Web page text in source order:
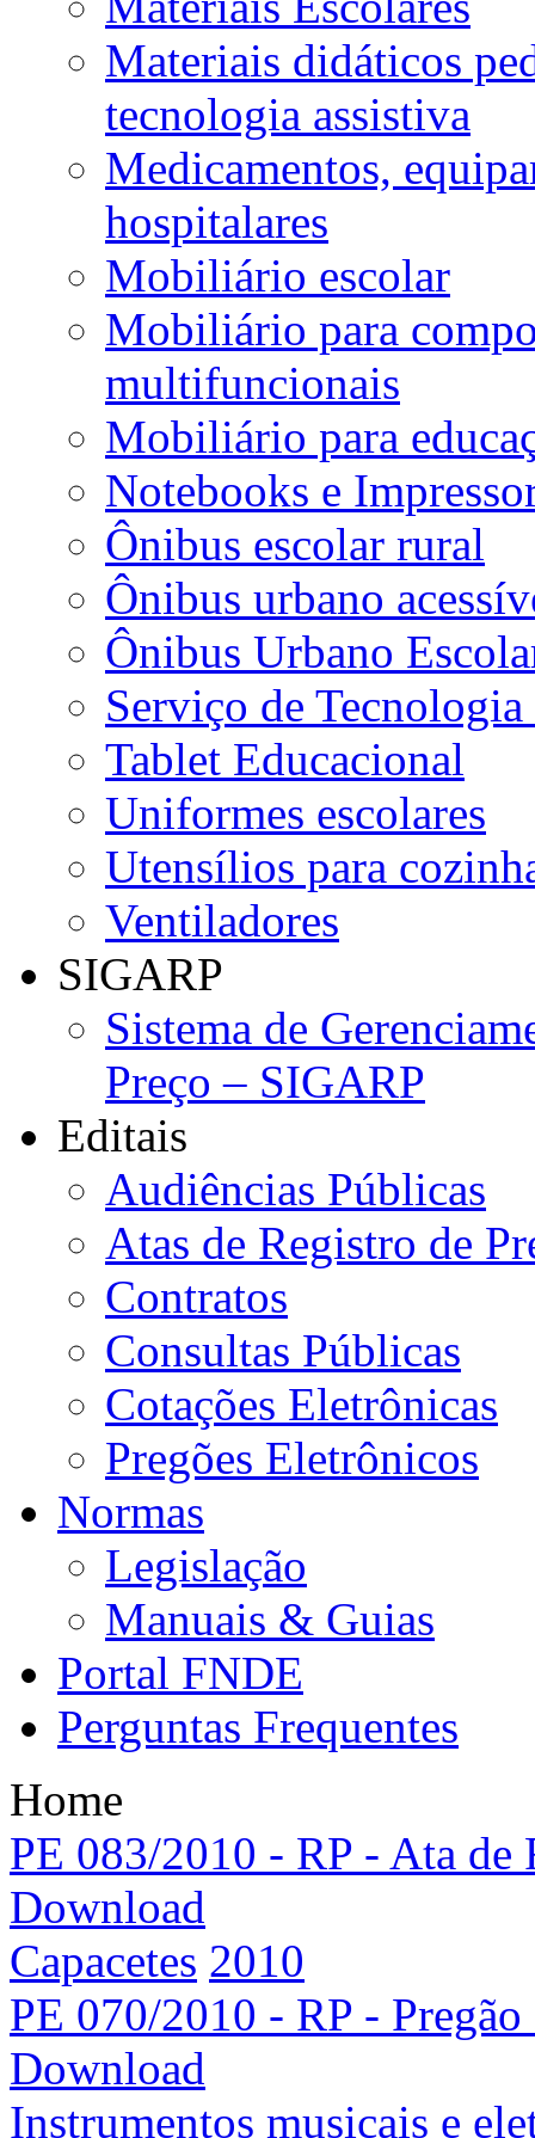
Materiais didáticos
tecnologia assistiva
Medicamentos,
hospitalares
Mobiliário escolar
Mobiliário para
multifuncionais
Mobiliário para
Notebooks e
Ônibus escolar rural
Ônibus urbano
Ônibus Urbano
Serviço de
Tablet Educacional
Uniformes escolares
Utensílios para
Ventiladores
SIGARP
Sistema de
Preço – SIGARP
Editais
Audiências Públicas
Atas de Registro de
Contratos
Consultas Públicas
Cotações Eletrônicas
Pregões Eletrônicos
Normas
Legislação
Manuais & Guias
Portal FNDE
Perguntas Frequentes
Home
PE 083/2010 - RP - Ata de
Download
Capacetes 2010
PE 070/2010 - RP - Pregão
Download
Instrumentos musicais e